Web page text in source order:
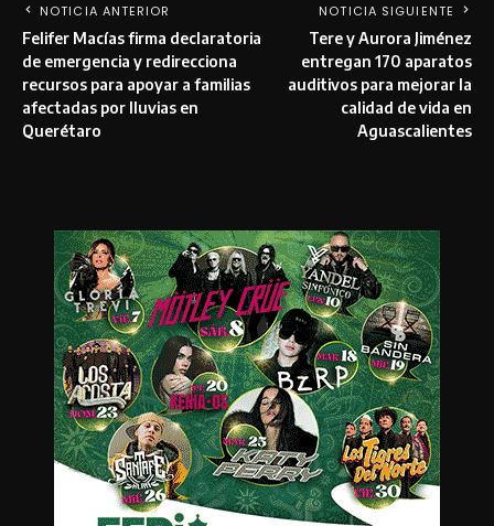
NOTICIA ANTERIOR
Felifer Macías firma declaratoria
de emergencia y redirecciona
recursos para apoyar a familias
afectadas por lluvias en
Querétaro
NOTICIA SIGUIENTE
Tere y Aurora Jiménez
entregan 170 aparatos
auditivos para mejorar la
calidad de vida en
Aguascalientes